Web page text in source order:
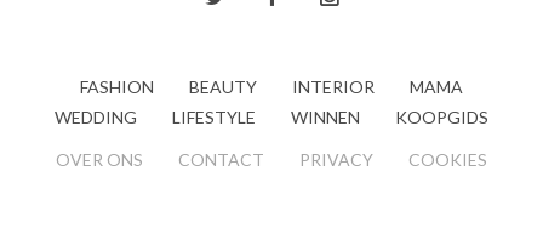
FASHION BEAUTY INTERIOR
MAMA
WEDDING
LIFESTYLE WINNEN KOOPGIDS
OVER ONS CONTACT PRIVACY COOKIES